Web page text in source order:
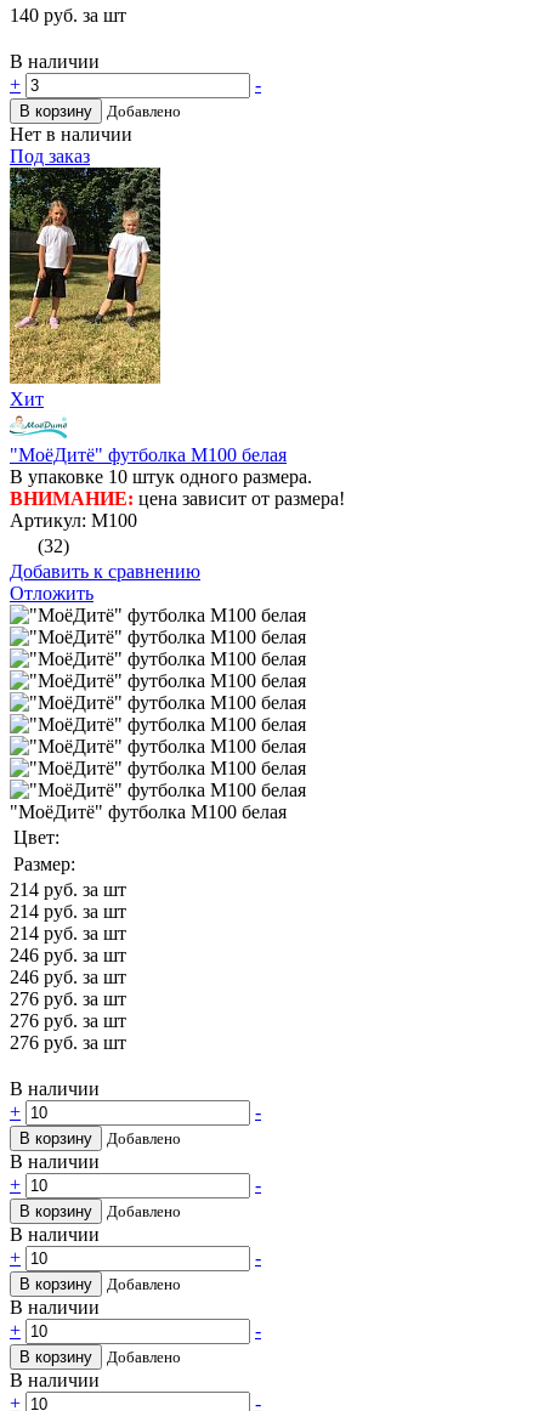
140 руб. за шт
В наличии
+
-
В корзину Добавлено
Нет в наличии
Под заказ
Хит
"МоёДитё" футболка М100 белая
В упаковке 10 штук одного размера.
ВНИМАНИЕ: цена зависит от размера!
Артикул: М100
(32)
Добавить к сравнению
Отложить
"МоёДитё" футболка М100 белая
Цвет:
Размер:
214 руб. за шт
214 руб. за шт
214 руб. за шт
246 руб. за шт
246 руб. за шт
276 руб. за шт
276 руб. за шт
276 руб. за шт
В наличии
+
-
В корзину Добавлено
В наличии
+
-
В корзину Добавлено
В наличии
+
-
В корзину Добавлено
В наличии
+
-
В корзину Добавлено
В наличии
+
-